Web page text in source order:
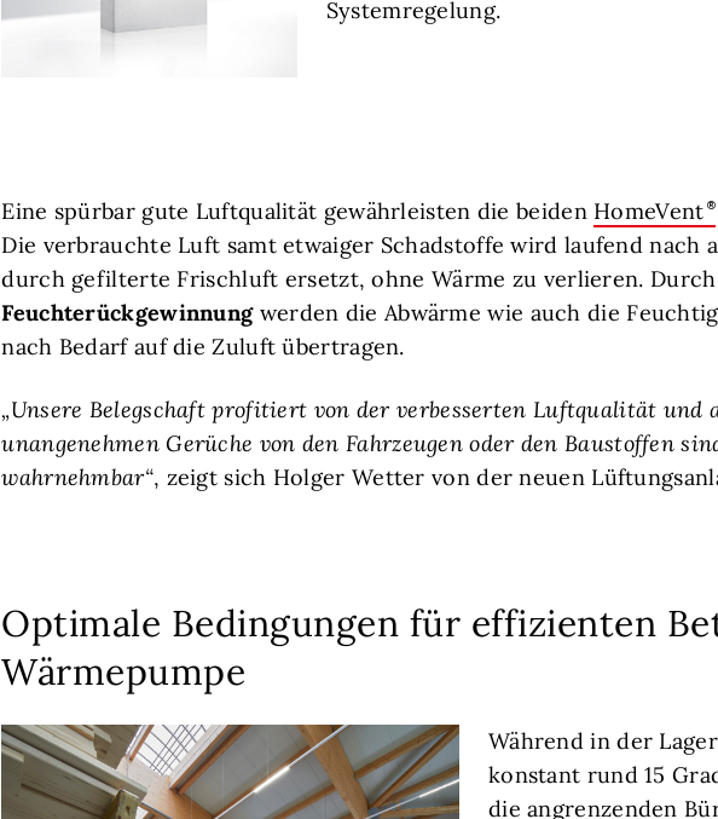
Systemregelung.
Eine spürbar gute Luftqualität gewährleisten die beiden HomeVent
Die verbrauchte Luft samt etwaiger Schadstoffe wird laufend nach
durch gefilterte Frischluft ersetzt, ohne Wärme zu verlieren.
Feuchterückgewinnungwerden die Abwärme wie auch die
nach Bedarf auf die Zuluft übertragen.
„Unsere Belegschaft profitiert von der verbesserten Luftqualität und
unangenehmen Gerüche von den Fahrzeugen oder den Baustoffen
wahrnehmbar“, zeigt sich Holger Wetter von der neuen
Optimale Bedingungen für effizienten
Wärmepumpe
Während in der
konstant rund 15
die angrenzenden